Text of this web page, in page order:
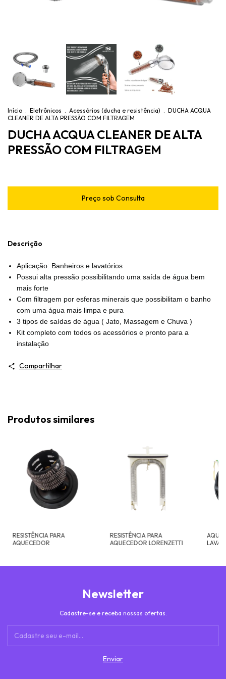
Início . Eletrônicos . Acessórios (ducha e resistência) . DUCHA ACQUA
CLEANER DE ALTA PRESSÃO COM FILTRAGEM
DUCHA ACQUA CLEANER DE ALTA
PRESSÃO COM FILTRAGEM
Descrição
Aplicação: Banheiros e lavatórios
Possui alta pressão possibilitando uma saída de água bem
mais forte
Com filtragem por esferas minerais que possibilitam o banho
com uma água mais limpa e pura
3 tipos de saídas de água ( Jato, Massagem e Chuva )
Kit completo com todos os acessórios e pronto para a
instalação
Compartilhar
Produtos similares
RESISTÊNCIA PARA
AQUECEDOR
RESISTÊNCIA PARA
AQUECEDOR LORENZETTI
Newsletter
Cadastre-se e receba nossas ofertas.